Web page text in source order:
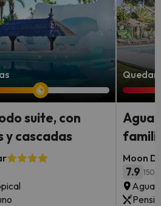
suite, con
y cascadas
Moon
7.9